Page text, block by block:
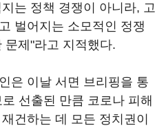
는 정책 경쟁이 아니라, 고
벌어지는 소모적인 정쟁
문제"라고 지적했다.
은 이날 서면 브리핑을 통
선출된 만큼 코로나 피해
건하는 데 모든 정치권이